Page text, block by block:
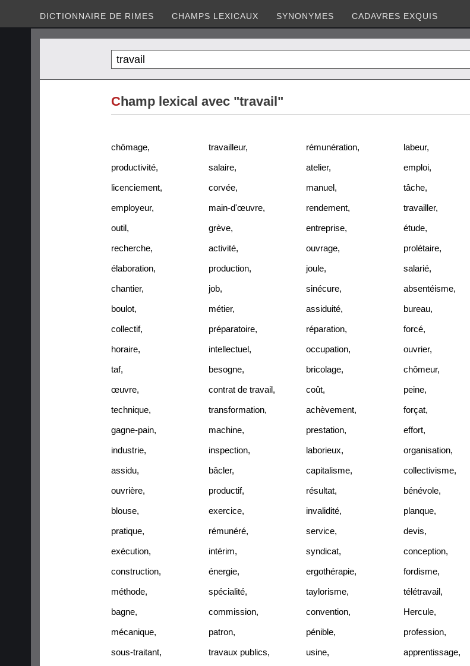
DICTIONNAIRE DE RIMES CHAMPS LEXICAUX SYNONYMES CADAVRES EXQUIS
Champ lexical avec "travail"
chômage, travailleur, rémunération, labeur,
productivité, salaire, atelier, emploi,
licenciement, corvée, manuel, tâche,
employeur, main-d'œuvre, rendement, travailler,
outil, grève, entreprise, étude,
recherche, activité, ouvrage, prolétaire,
élaboration, production, joule, salarié,
chantier, job, sinécure, absentéisme,
boulot, métier, assiduité, bureau,
collectif, préparatoire, réparation, forcé,
horaire, intellectuel, occupation, ouvrier,
taf, besogne, bricolage, chômeur,
œuvre, contrat de travail, coût, peine,
technique, transformation, achèvement, forçat,
gagne-pain, machine, prestation, effort,
industrie, inspection, laborieux, organisation,
assidu, bâcler, capitalisme, collectivisme,
ouvrière, productif, résultat, bénévole,
blouse, exercice, invalidité, planque,
pratique, rémunéré, service, devis,
exécution, intérim, syndicat, conception,
construction, énergie, ergothérapie, fordisme,
méthode, spécialité, taylorisme, télétravail,
bagne, commission, convention, Hercule,
mécanique, patron, pénible, profession,
sous-traitant, travaux publics, usine, apprentissage,